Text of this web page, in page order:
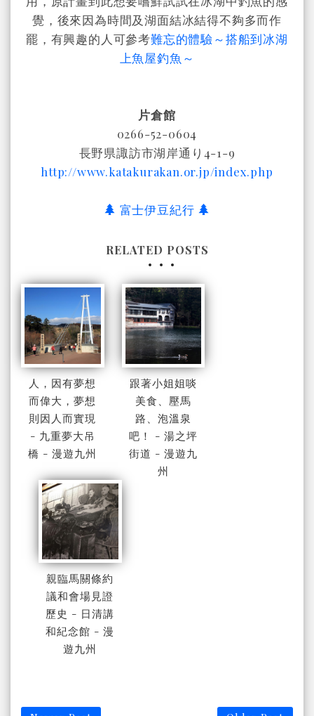
覺，後來因為時間及湖面結冰結得不夠多而作
罷，有興趣的人可參考難忘的體驗～搭船到冰湖
上魚屋釣魚～
片倉館
0266-52-0604
長野県諏訪市湖岸通り4-1-9
http://www.katakurakan.or.jp/index.php
富士伊豆紀行
RELATED POSTS
人，因有夢想
而偉大，夢想
則因人而實現
- 九重夢大吊
橋 - 漫遊九州
跟著小姐姐啖
美食、壓馬
路、泡溫泉
吧！ - 湯之坪
街道 - 漫遊九
州
親臨馬關條約
議和會場見證
歷史 - 日清講
和紀念館 - 漫
遊九州